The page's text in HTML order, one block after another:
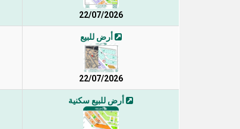
22/07/2026
أرض للبيع
22/07/2026
أرض للبيع سكنية